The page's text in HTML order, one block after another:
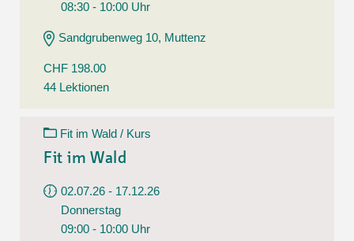
08:30 - 10:00 Uhr
Sandgrubenweg 10, Muttenz
CHF 198.00
44 Lektionen
Fit im Wald / Kurs
Fit im Wald
02.07.26 - 17.12.26
Donnerstag
09:00 - 10:00 Uhr